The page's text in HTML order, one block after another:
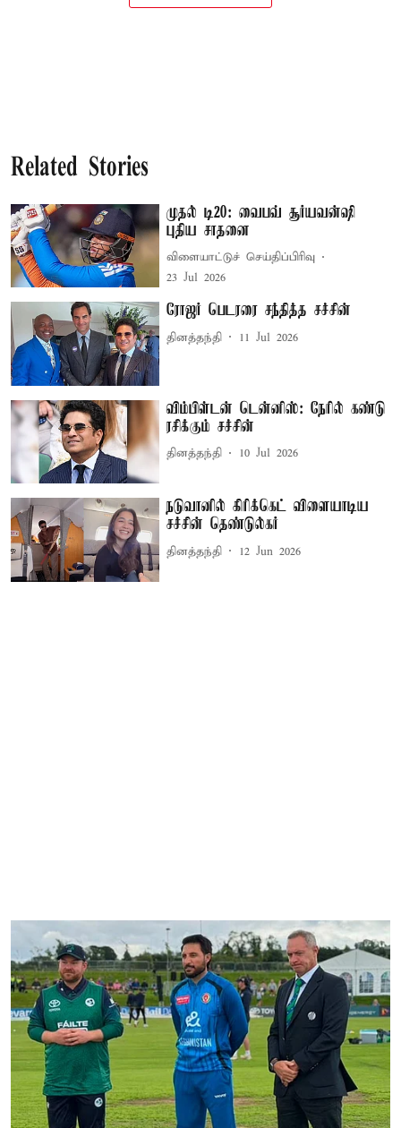
Related Stories
முதல் டி20: வைபவ் சூர்யவன்ஷி
புதிய சாதனை
விளையாட்டுச் செய்திப்பிரிவு
23 Jul 2026
ரோஜர் பெடரரை சந்தித்த சச்சின்
தினத்தந்தி 11 Jul 2026
விம்பிள்டன் டென்னிஸ்: நேரில் கண்டு
ரசிக்கும் சச்சின்
தினத்தந்தி 10 Jul 2026
நடுவானில் கிரிக்கெட் விளையாடிய
சச்சின் தெண்டுல்கர்
தினத்தந்தி 12 Jun 2026